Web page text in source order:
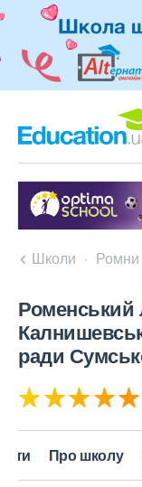
Школи Ромни
Роменський
ради
Про школу